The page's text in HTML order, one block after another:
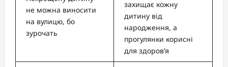
не можна виносити
на вулицю, бо
зурочать
захищає кожну
дитину від
народження, а
прогулянки корисні
для здоров’я